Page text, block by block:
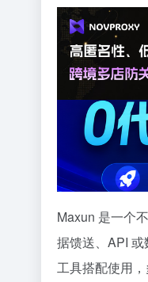
Maxun 是一个
据馈送、API
工具搭配使用